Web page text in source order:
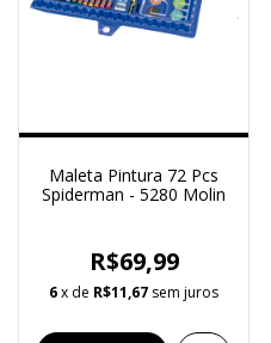
Maleta Pintura 72 Pcs
Spiderman - 5280 Molin
R$69,99
6x de R$11,67 sem juros